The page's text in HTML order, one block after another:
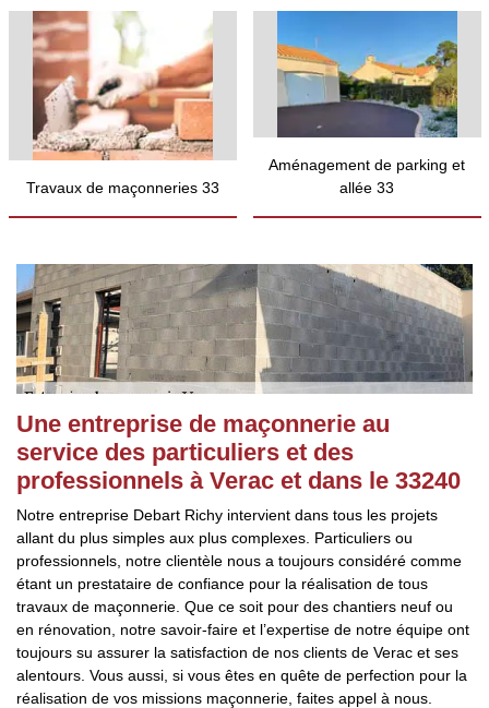
Travaux de maçonneries 33
Aménagement de parking et
allée 33
Une entreprise de maçonnerie au
service des particuliers et des
professionnels à Verac et dans le 33240
Notre entreprise Debart Richy intervient dans tous les projets
allant du plus simples aux plus complexes. Particuliers ou
professionnels, notre clientèle nous a toujours considéré comme
étant un prestataire de confiance pour la réalisation de tous
travaux de maçonnerie. Que ce soit pour des chantiers neuf ou
en rénovation, notre savoir-faire et l’expertise de notre équipe ont
toujours su assurer la satisfaction de nos clients de Verac et ses
alentours. Vous aussi, si vous êtes en quête de perfection pour la
réalisation de vos missions maçonnerie, faites appel à nous.